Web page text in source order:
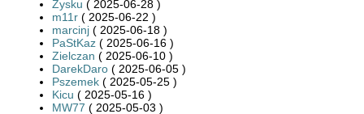
Zysku ( 2025-06-28 )
m11r ( 2025-06-22 )
marcinj ( 2025-06-18 )
PaStKaz ( 2025-06-16 )
Zielczan ( 2025-06-10 )
DarekDaro ( 2025-06-05 )
Pszemek ( 2025-05-25 )
Kicu ( 2025-05-16 )
MW77 ( 2025-05-03 )